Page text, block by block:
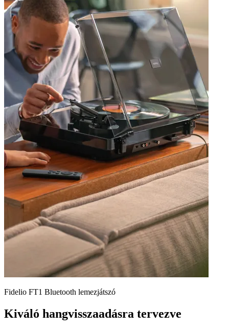
Fidelio FT1 Bluetooth lemezjátszó
Kiváló hangvisszaadásra tervezve